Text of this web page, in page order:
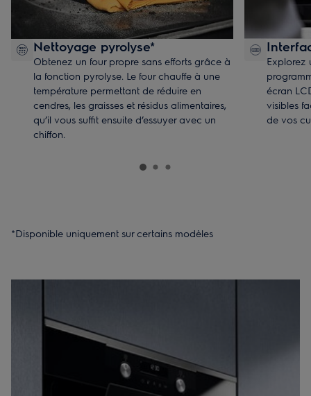
Nettoyage pyrolyse*
Obtenez un four propre sans efforts grâce à
la fonction pyrolyse. Le four chauffe à une
température permettant de réduire en
cendres, les graisses et résidus alimentaires,
qu’il vous suffit ensuite d’essuyer avec un
chiffon.
Explorez
écran
visibles
de vos
*Disponible uniquement sur certains modèles